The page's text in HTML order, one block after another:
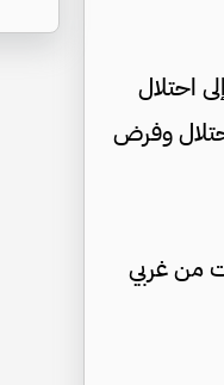
احتلال
الاحتلال وفرض
انطلقت من غربي